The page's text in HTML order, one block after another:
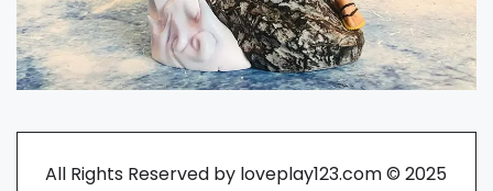
All Rights Reserved by loveplay123.com © 2025